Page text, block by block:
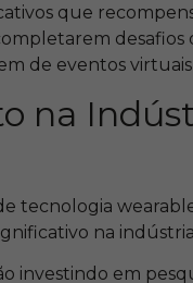
que
desafios
de eventos
na
tecnologia
na
investindo em